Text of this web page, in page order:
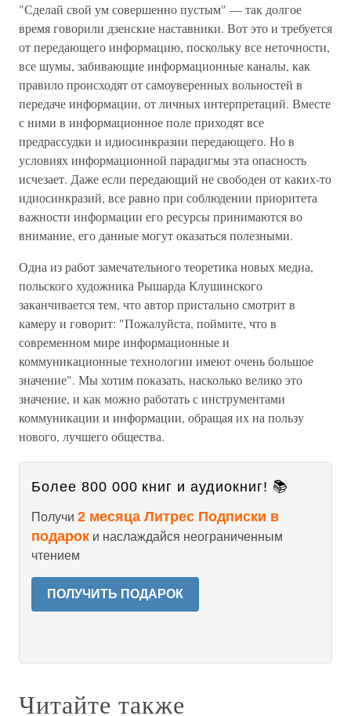
"Сделай свой ум совершенно пустым" — так долгое
время говорили дзенские наставники. Вот это и требуется
от передающего информацию, поскольку все неточности,
все шумы, забивающие информационные каналы, как
правило происходят от самоуверенных вольностей в
передаче информации, от личных интерпретаций. Вместе
с ними в информационное поле приходят все
предрассудки и идиосинкразии передающего. Но в
условиях информационной парадигмы эта опасность
исчезает. Даже если передающий не свободен от каких-то
идиосинкразий, все равно при соблюдении приоритета
важности информации его ресурсы принимаются во
внимание, его данные могут оказаться полезными.
Одна из работ замечательного теоретика новых медиа,
польского художника Рышарда Клушинского
заканчивается тем, что автор пристально смотрит в
камеру и говорит: "Пожалуйста, поймите, что в
современном мире информационные и
коммуникационные технологии имеют очень большое
значение". Мы хотим показать, насколько велико это
значение, и как можно работать с инструментами
коммуникации и информации, обращая их на пользу
нового, лучшего общества.
Более 800 000 книг и аудиокниг! 📚
Получи 2 месяца Литрес Подписки в
подарок и наслаждайся неограниченным
чтением
ПОЛУЧИТЬ ПОДАРОК
Читайте также